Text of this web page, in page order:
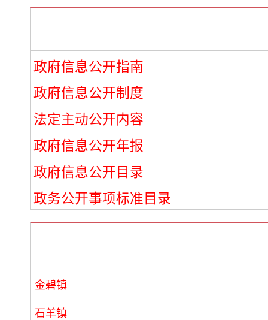
政府信息公开指南
政府信息公开制度
法定主动公开内容
政府信息公开年报
政府信息公开目录
政务公开事项标准目录
金碧镇
石羊镇